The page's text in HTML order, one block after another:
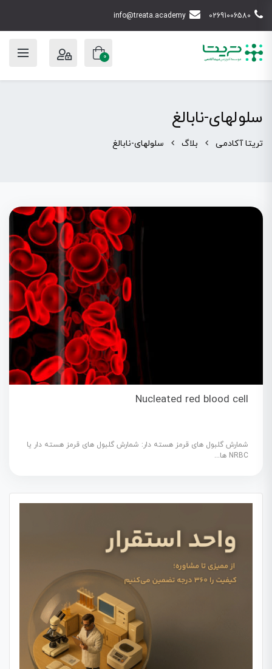
02691006580
info@treata.academy
0
سلولهای-نابالغ
تریتا آکادمی بلاگ سلولهای-نابالغ
Nucleated red blood cell
شمارش گلبول های قرمز هسته دار: شمارش گلبول های قرمز هسته دار یا
NRBC ها...